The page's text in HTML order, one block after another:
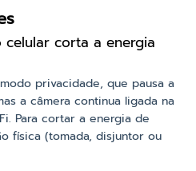
celular corta a energia
privacidade, que pausa a
a câmera continua ligada na
Para cortar a energia de
física (tomada, disjuntor ou